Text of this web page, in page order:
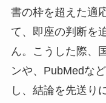
書の枠を超えた適
て、即座の判断を
ん。こうした際、
ンや、PubMedな
し、結論を先送り